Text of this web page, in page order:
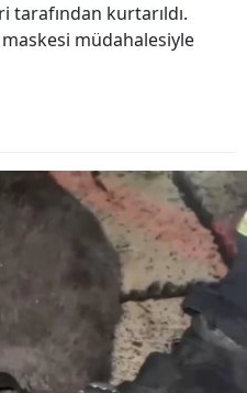
kurtarıldı.
müdahalesiyle